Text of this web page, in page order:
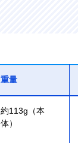
重量
約113g（本
体）